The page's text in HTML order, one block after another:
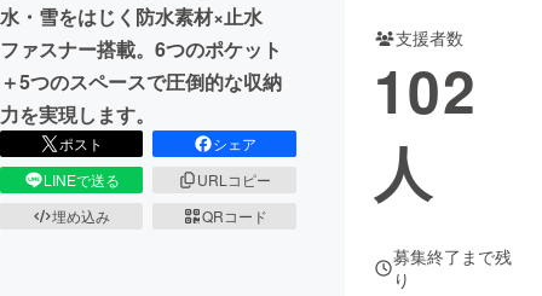
水・雪をはじく防水素材×止水
ファスナー搭載。6つのポケット
＋5つのスペースで圧倒的な収納
力を実現します。
ポスト
シェア
LINEで送る
URLコピー
埋め込み
QRコード
支援者数
102
人
募集終了まで残
り